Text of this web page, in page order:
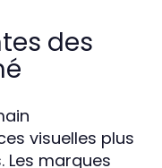
des
visuelles plus
marques